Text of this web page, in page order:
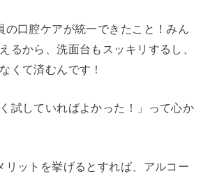
の口腔ケアが統一できたこと！みん
るから、洗面台もスッキリするし、
くて済むんです！
試していればよかった！」って心か
リットを挙げるとすれば、アルコー